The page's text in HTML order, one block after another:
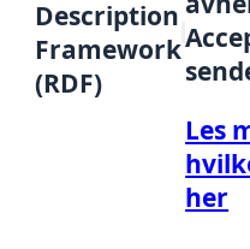
Description
Framework
(RDF)
Les
her